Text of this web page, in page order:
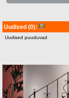
Uudised (0):
Uudised puuduvad